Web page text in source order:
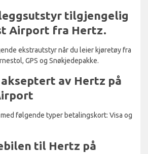
tilgjengelig
Airport fra Hertz.
ekstrautstyr når du leier kjøretøy fra
GPS og Snøkjedepakke.
av Hertz på
følgende typer betalingskort: Visa og
til Hertz på